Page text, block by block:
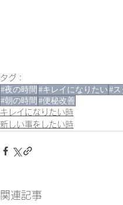
タグ：
#夜の時間 #キレイになりたい#
#朝の時間 #便秘改善
キレイになりたい時
新しい事をしたい時
関連記事